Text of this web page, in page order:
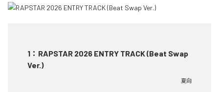
1 ： RAPSTAR 2026 ENTRY TRACK (Beat Swap
Ver.)
夏向